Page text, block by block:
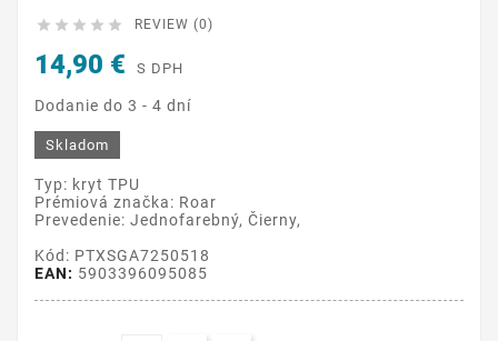
     REVIEW (0)
14,90 € S DPH
Dodanie do 3 - 4 dní
Skladom
Typ: kryt TPU
Prémiová značka: Roar
Prevedenie: Jednofarebný, Čierny,
Kód: PTXSGA7250518
EAN: 5903396095085